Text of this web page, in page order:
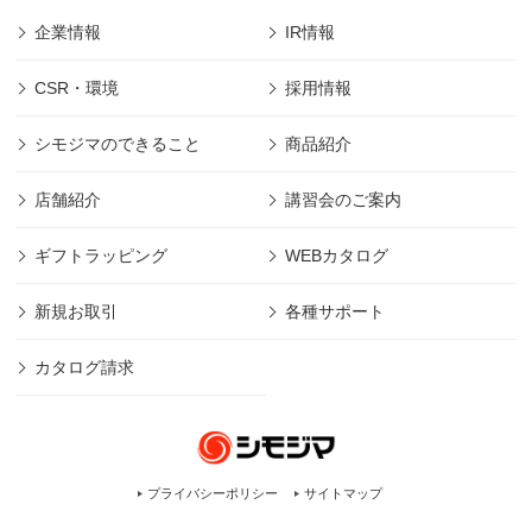
企業情報 IR情報
CSR・環境 採用情報
シモジマのできること 商品紹介
店舗紹介 講習会のご案内
ギフトラッピング WEBカタログ
新規お取引 各種サポート
カタログ請求
プライバシーポリシー サイトマップ